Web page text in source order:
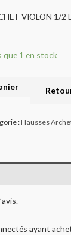
VIOLON 1/2
que 1 en stock
:Hausses
ayant